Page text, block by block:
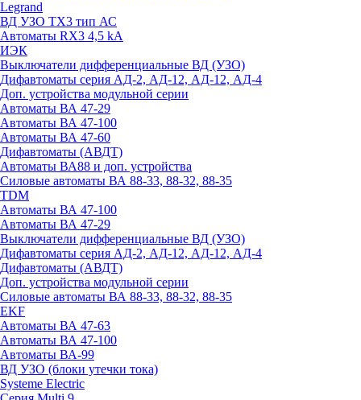
Legrand
ВД УЗО TX3 тип АС
Автоматы RX3 4,5 kA
ИЭК
Выключатели дифференциальные ВД (УЗО)
Дифавтоматы серия АД-2, АД-12, АД-12, АД-4
Доп. устройства модульной серии
Автоматы ВА 47-29
Автоматы ВА 47-100
Автоматы ВА 47-60
Дифавтоматы (АВДТ)
Автоматы ВА88 и доп. устройства
Силовые автоматы ВА 88-33, 88-32, 88-35
TDM
Автоматы ВА 47-100
Автоматы ВА 47-29
Выключатели дифференциальные ВД (УЗО)
Дифавтоматы серия АД-2, АД-12, АД-12, АД-4
Дифавтоматы (АВДТ)
Доп. устройства модульной серии
Силовые автоматы ВА 88-33, 88-32, 88-35
EKF
Автоматы ВА 47-63
Автоматы ВА 47-100
Автоматы ВА-99
ВД УЗО (блоки утечки тока)
Systeme Electric